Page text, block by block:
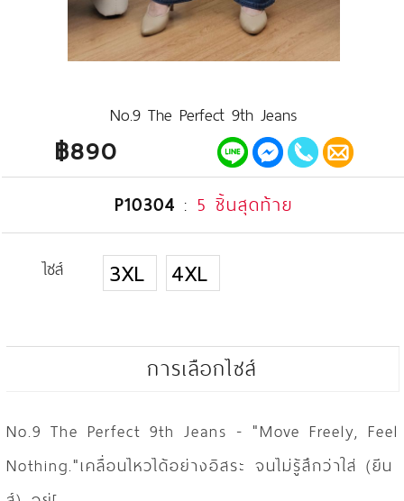
No.9 The Perfect 9th Jeans
฿890
P10304 : 5 ชิ้นสุดท้าย
ไซส์ 3XL 4XL
การเลือกไซส์
No.9 The Perfect 9th Jeans - "Move Freely, Feel
Nothing."เคลื่อนไหวได้อย่างอิสระ จนไม่รู้สึกว่าใส่ (ยีน